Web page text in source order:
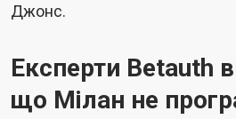
Джонс.
Експерти Betauth
що Мілан не